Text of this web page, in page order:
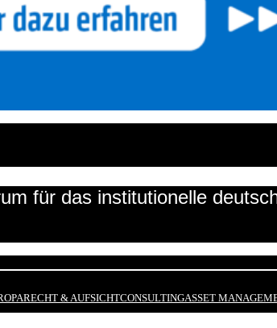
für das institutionelle
RECHT & AUFSICHTCONSULTINGASSET